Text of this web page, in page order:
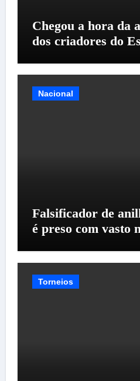
Chegou a hora da
dos criadores do
Nacional
Falsificador de
é preso com vasto
Torneios